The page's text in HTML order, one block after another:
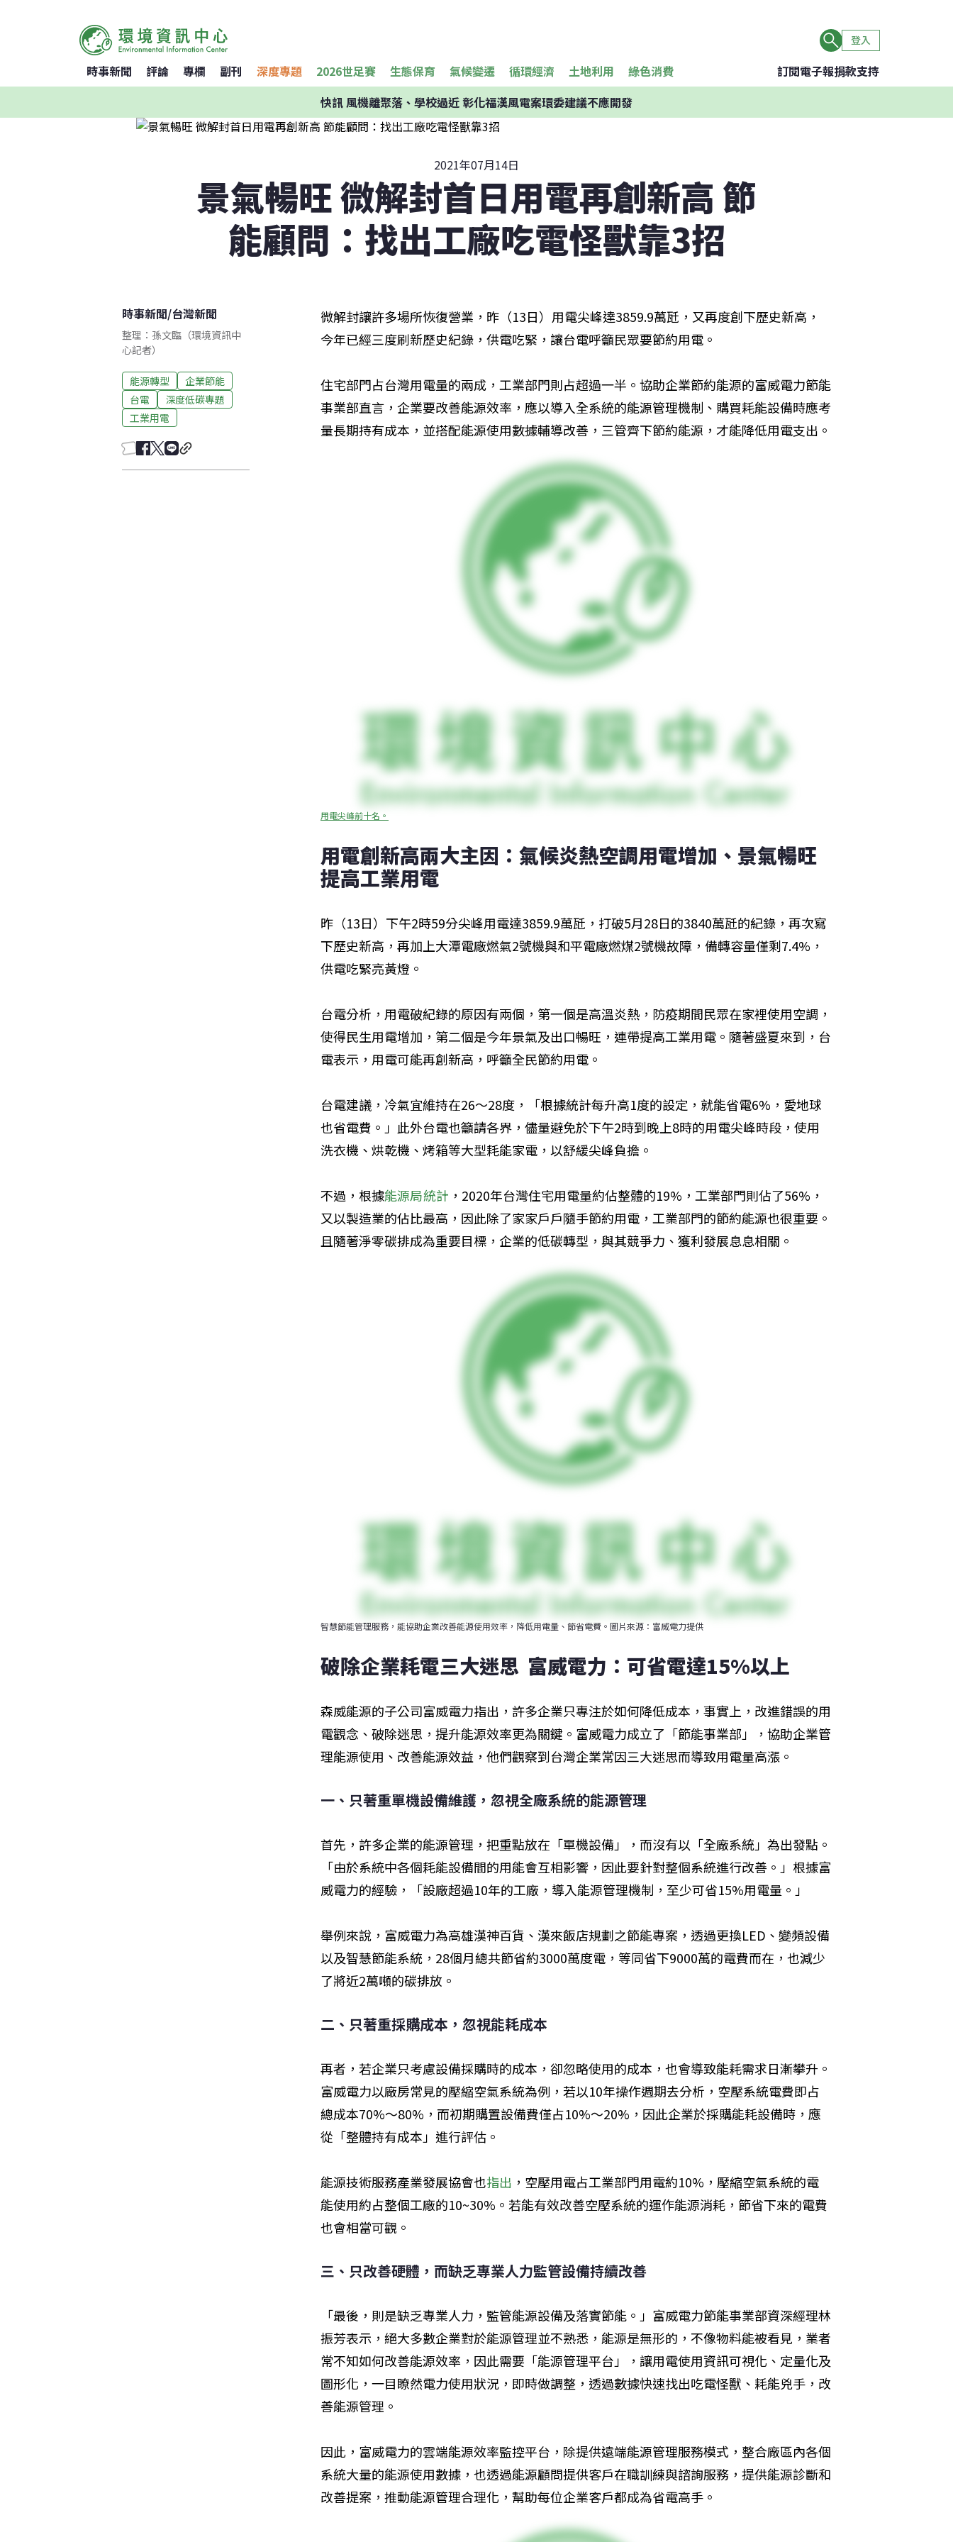
登入
時事新聞 評論 專欄 副刊 深度專題 2026世足賽 生態保育 氣候變遷 循環經濟 土地利用 綠色消費 訂閱電子報捐款支持
快訊風機離聚落、學校過近 彰化福漢風電案環委建議不應開發
2021年07月14日
景氣暢旺 微解封首日用電再創新高 節
能顧問：找出工廠吃電怪獸靠3招
時事新聞/台灣新聞
整理：孫文臨（環境資訊中
心記者）
能源轉型
企業節能
台電
深度低碳專題
工業用電
微解封讓許多場所恢復營業，昨（13日）用電尖峰達3859.9萬瓩，又再度創下歷史新高，
今年已經三度刷新歷史紀錄，供電吃緊，讓台電呼籲民眾要節約用電。
住宅部門占台灣用電量的兩成，工業部門則占超過一半。協助企業節約能源的富威電力節能
事業部直言，企業要改善能源效率，應以導入全系統的能源管理機制、購買耗能設備時應考
量長期持有成本，並搭配能源使用數據輔導改善，三管齊下節約能源，才能降低用電支出。
用電尖峰前十名。
用電創新高兩大主因：氣候炎熱空調用電增加、景氣暢旺
提高工業用電
昨（13日）下午2時59分尖峰用電達3859.9萬瓩，打破5月28日的3840萬瓩的紀錄，再次寫
下歷史新高，再加上大潭電廠燃氣2號機與和平電廠燃煤2號機故障，備轉容量僅剩7.4%，
供電吃緊亮黃燈。
台電分析，用電破紀錄的原因有兩個，第一個是高溫炎熱，防疫期間民眾在家裡使用空調，
使得民生用電增加，第二個是今年景氣及出口暢旺，連帶提高工業用電。隨著盛夏來到，台
電表示，用電可能再創新高，呼籲全民節約用電。
台電建議，冷氣宜維持在26～28度，「根據統計每升高1度的設定，就能省電6%，愛地球
也省電費。」此外台電也籲請各界，儘量避免於下午2時到晚上8時的用電尖峰時段，使用
洗衣機、烘乾機、烤箱等大型耗能家電，以舒緩尖峰負擔。
不過，根據能源局統計 ，2020年台灣住宅用電量約佔整體的19%，工業部門則佔了56%，
又以製造業的佔比最高，因此除了家家戶戶隨手節約用電，工業部門的節約能源也很重要。
且隨著淨零碳排成為重要目標，企業的低碳轉型，與其競爭力、獲利發展息息相關。
智慧節能管理服務，能協助企業改善能源使用效率，降低用電量、節省電費。圖片來源：富威電力提供
破除企業耗電三大迷思  富威電力：可省電達15%以上
森威能源的子公司富威電力指出，許多企業只專注於如何降低成本，事實上，改進錯誤的用
電觀念、破除迷思，提升能源效率更為關鍵。富威電力成立了「節能事業部」，協助企業管
理能源使用、改善能源效益，他們觀察到台灣企業常因三大迷思而導致用電量高漲。
一、只著重單機設備維護，忽視全廠系統的能源管理
首先，許多企業的能源管理，把重點放在「單機設備」，而沒有以「全廠系統」為出發點。
「由於系統中各個耗能設備間的用能會互相影響，因此要針對整個系統進行改善。」根據富
威電力的經驗，「設廠超過10年的工廠，導入能源管理機制，至少可省15%用電量。」
舉例來說，富威電力為高雄漢神百貨、漢來飯店規劃之節能專案，透過更換LED、變頻設備
以及智慧節能系統，28個月總共節省約3000萬度電，等同省下9000萬的電費而在，也減少
了將近2萬噸的碳排放。
二、只著重採購成本，忽視能耗成本
再者，若企業只考慮設備採購時的成本，卻忽略使用的成本，也會導致能耗需求日漸攀升。
富威電力以廠房常見的壓縮空氣系統為例，若以10年操作週期去分析，空壓系統電費即占
總成本70%～80%，而初期購置設備費僅占10%～20%，因此企業於採購能耗設備時，應
從「整體持有成本」進行評估。
能源技術服務產業發展協會也指出 ，空壓用電占工業部門用電約10%，壓縮空氣系統的電
能使用約占整個工廠的10~30%。若能有效改善空壓系統的運作能源消耗，節省下來的電費
也會相當可觀。
三、只改善硬體，而缺乏專業人力監管設備持續改善
「最後，則是缺乏專業人力，監管能源設備及落實節能。」富威電力節能事業部資深經理林
振芳表示，絕大多數企業對於能源管理並不熟悉，能源是無形的，不像物料能被看見，業者
常不知如何改善能源效率，因此需要「能源管理平台」，讓用電使用資訊可視化、定量化及
圖形化，一目瞭然電力使用狀況，即時做調整，透過數據快速找出吃電怪獸、耗能兇手，改
善能源管理。
因此，富威電力的雲端能源效率監控平台，除提供遠端能源管理服務模式，整合廠區內各個
系統大量的能源使用數據，也透過能源顧問提供客戶在職訓練與諮詢服務，提供能源診斷和
改善提案，推動能源管理合理化，幫助每位企業客戶都成為省電高手。